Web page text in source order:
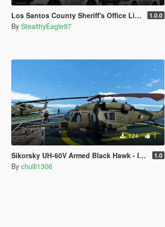
Los Santos County Sheriff's Office Livery Minipack (Multnomah County, WA) 1.0.0
By StealthyEagle97
124 1
Sikorsky UH-60V Armed Black Hawk - Indian Army Livery 1.0
By chulli1306